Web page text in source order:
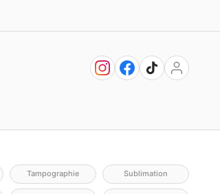
Tampographie Sublimation